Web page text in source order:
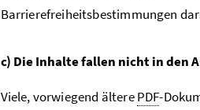
Barrierefreiheitsbestimmungen
c) Die Inhalte fallen nicht in den
Viele, vorwiegend älterePDF-